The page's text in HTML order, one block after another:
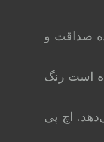
صداقت و
است رنگ
اچ پی